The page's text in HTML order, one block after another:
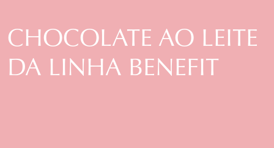
quantidade
CHOCOLATE AO LEITE
DA LINHA BENEFIT